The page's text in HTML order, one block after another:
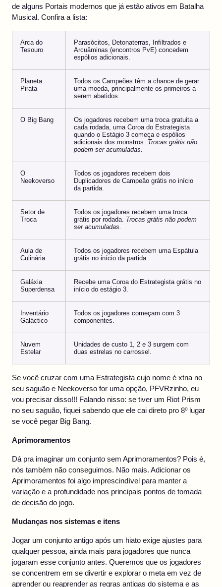
de alguns Portais modernos que já estão ativos em Batalha
Musical. Confira a lista:
Arca do
Tesouro
Parasócitos, Detonaterras, Infiltrados e
Arcuâminas (encontros PvE) concedem
espólios adicionais.
Planeta
Pirata
Todos os Campeões têm a chance de gerar
uma moeda, principalmente os primeiros a
serem abatidos.
O Big Bang
Os jogadores recebem uma troca gratuita a
cada rodada, uma Coroa do Estrategista
quando o Estágio 3 começa e espólios
adicionais dos monstros. Trocas grátis não
podem ser acumuladas.
O
Neekoverso
Todos os jogadores recebem dois
Duplicadores de Campeão grátis no início
da partida.
Setor de
Troca
Todos os jogadores recebem uma troca
grátis por rodada. Trocas grátis não podem
ser acumuladas.
Aula de
Culinária
Todos os jogadores recebem uma Espátula
grátis no início da partida.
Galáxia
Superdensa
Recebe uma Coroa do Estrategista grátis no
início do estágio 3.
Inventário
Galáctico
Todos os jogadores começam com 3
componentes.
Nuvem
Estelar
Unidades de custo 1, 2 e 3 surgem com
duas estrelas no carrossel.
Se você cruzar com uma Estrategista cujo nome é xtna no
seu saguão e Neekoverso for uma opção, PFVRzinho, eu
vou precisar disso!!! Falando nisso: se tiver um Riot Prism
no seu saguão, fiquei sabendo que ele cai direto pro 8º lugar
se você pegar Big Bang.
Aprimoramentos
Dá pra imaginar um conjunto sem Aprimoramentos? Pois é,
nós também não conseguimos. Não mais. Adicionar os
Aprimoramentos foi algo imprescindível para manter a
variação e a profundidade nos principais pontos de tomada
de decisão do jogo.
Mudanças nos sistemas e itens
Jogar um conjunto antigo após um hiato exige ajustes para
qualquer pessoa, ainda mais para jogadores que nunca
jogaram esse conjunto antes. Queremos que os jogadores
se concentrem em se divertir e explorar o meta em vez de
aprender ou reaprender as regras antigas do sistema e as